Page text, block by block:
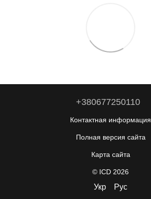
+380677250110
Контактная информация
Полная версия сайта
Карта сайта
© ICD 2026
Укр Рус